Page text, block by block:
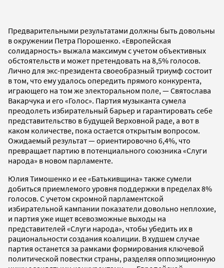
Предварительными результатами должны быть довольны
в окружении Петра Порошенко. «Европейская
солидарность» выжала максимум с учетом объективных
обстоятельств и может претендовать на 8,5% голосов.
Лично для экс-президента своеобразный триумф состоит
в том, что ему удалось опередить прямого конкурента,
играющего на том же электоральном поле, — Святослава
Вакарчука и его «Голос». Партия музыканта сумела
преодолеть избирательный барьер и гарантировать себе
представительство в будущей Верховной раде, а вот в
каком количестве, пока остается открытым вопросом.
Ожидаемый результат — ориентировочно 6,4%, что
превращает партию в потенциального союзника «Слуги
народа» в новом парламенте.
Юлия Тимошенко и ее «Батькивщина» также сумели
добиться приемлемого уровня поддержки в пределах 8%
голосов. С учетом скромной парламентской
избирательной кампании показатели довольно неплохие,
и партия уже ищет всевозможные выходы на
представителей «Слуги народа», чтобы убедить их в
рациональности создания коалиции. В худшем случае
партия останется за рамками формирования ключевой
политической повестки страны, разделяя оппозиционную